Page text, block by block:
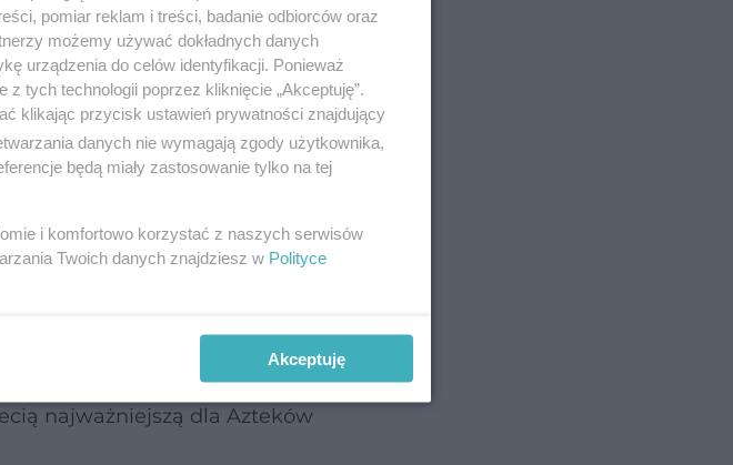
plemiona Nahua (Azteków) w
najważniejszą dla Azteków
pomiar reklam i treści, badanie odbiorców oraz
możemy używać dokładnych danych
urządzenia do celów identyfikacji. Ponieważ
tych technologii poprzez kliknięcie „Akceptuję”.
klikając przycisk ustawień prywatności znajdujący
danych nie wymagają zgody użytkownika,
będą miały zastosowanie tylko na tej
i komfortowo korzystać z naszych serwisów
Twoich danych znajdziesz w Polityce
Akceptuję